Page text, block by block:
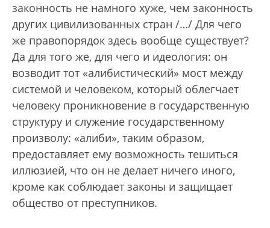
законность не намного хуже, чем законность
других цивилизованных стран /…/ Для чего
же правопорядок здесь вообще существует?
Да для того же, для чего и идеология: он
возводит тот «алибистический» мост между
системой и человеком, который облегчает
человеку проникновение в государственную
структуру и служение государственному
произволу: «алиби», таким образом,
предоставляет ему возможность тешиться
иллюзией, что он не делает ничего иного,
кроме как соблюдает законы и защищает
общество от преступников.